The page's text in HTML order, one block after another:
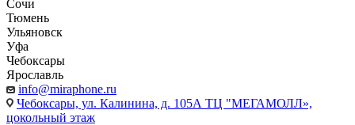
Сочи
Тюмень
Ульяновск
Уфа
Чебоксары
Ярославль
info@miraphone.ru
Чебоксары, ул. Калинина, д. 105А ТЦ "МЕГАМОЛЛ»,
цокольный этаж